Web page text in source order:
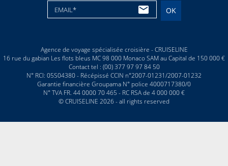
EMAIL* OK
Agence de voyage spécialisée croisière - CRUISELINE
16 rue du gabian Les flots bleus MC 98 000 Monaco SAM au Capital de 150 000 €
Contact tel : (00) 377 97 97 84 50
N° RCI: 05S04380 - Récépissé CCIN n°2007-01231/2007-01232
Garantie financière Groupama N° police 4000717380/0
N° TVA FR. 44 0000 70 465 - RC RSA de 4 000 000 €
© CRUISELINE 2026 - all rights reserved